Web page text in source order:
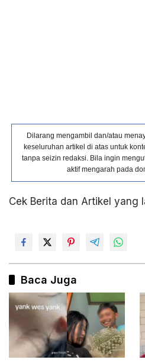
Dilarang mengambil dan/atau
keseluruhan artikel di atas untuk
tanpa seizin redaksi. Bila ingin
aktif mengarah pada
Cek Berita dan Artikel yang
Baca Juga